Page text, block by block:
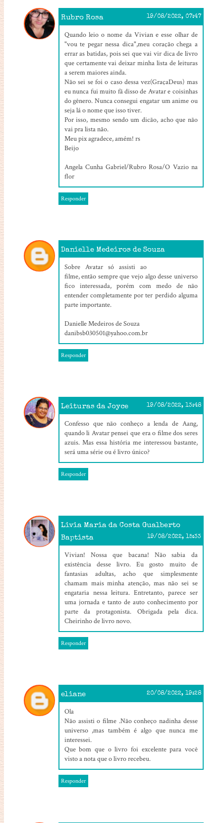
Rubro Rosa 19/08/2022, 07:47
Quando leio o nome da Vivian e esse olhar de
"vou te pegar nessa dica",meu coração chega a
errar as batidas, pois sei que vai vir dica de livro
que certamente vai deixar minha lista de leituras
a serem maiores ainda.
Não sei se foi o caso dessa vez(GraçaDeus) mas
eu nunca fui muito fã disso de Avatar e coisinhas
do gênero. Nunca consegui engatar um anime ou
seja lá o nome que isso tiver.
Por isso, mesmo sendo um dicão, acho que não
vai pra lista não.
Meu pix agradece, amém! rs
Beijo
Angela Cunha Gabriel/Rubro Rosa/O Vazio na
flor
Responder
Danielle Medeiros de Souza
Sobre Avatar só assisti ao
filme, então sempre que vejo algo desse universo
fico interessada, porém com medo de não
entender completamente por ter perdido alguma
parte importante.
Danielle Medeiros de Souza
danibsb030501@yahoo.com.br
Responder
Leituras da Joyce 19/08/2022, 13:48
Confesso que não conheço a lenda de Aang,
quando li Avatar pensei que era o filme dos seres
azuis. Mas essa história me interessou bastante,
será uma série ou é livro único?
Responder
Livia Maria da Costa Gualberto
Baptista
19/08/2022, 15:33
Vivian! Nossa que bacana! Não sabia da
existência desse livro. Eu gosto muito de
fantasias adultas, acho que simplesmente
chamam mais minha atenção, mas não sei se
engataria nessa leitura. Entretanto, parece ser
uma jornada e tanto de auto conhecimento por
parte da protagonista. Obrigada pela dica.
Cheirinho de livro novo.
Responder
eliane 20/08/2022, 19:28
Ola
Não assisti o filme .Não conheço nadinha desse
universo ,mas também é algo que nunca me
interessei.
Que bom que o livro foi excelente para você
visto a nota que o livro recebeu.
Responder